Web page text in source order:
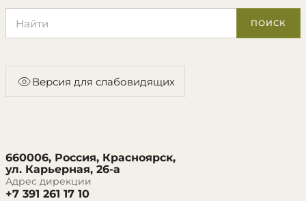
ПОИСК
Версия для слабовидящих
660006, Россия, Красноярск,
ул. Карьерная, 26-а
Адрес дирекции
+7 391 261 17 10